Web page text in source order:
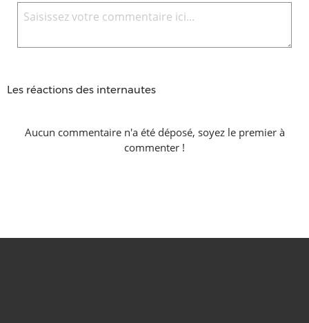
Les réactions des internautes
Aucun commentaire n'a été déposé, soyez le premier à
commenter !